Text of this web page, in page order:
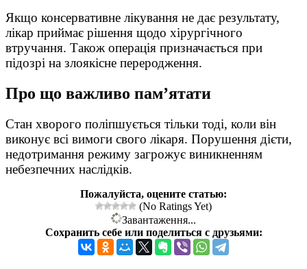
Якщо консервативне лікування не дає результату,
лікар приймає рішення щодо хірургічного
втручання. Також операція призначається при
підозрі на злоякісне переродження.
Про що важливо пам’ятати
Стан хворого поліпшується тільки тоді, коли він
виконує всі вимоги свого лікаря. Порушення дієти,
недотримання режиму загрожує виникненням
небезпечних наслідків.
Пожалуйста, оцените статью:
(No Ratings Yet)
Завантаження...
Сохранить себе или поделиться с друзьями: